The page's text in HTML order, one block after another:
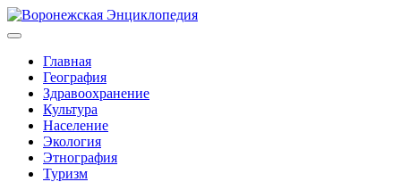
Главная
География
Здравоохранение
Культура
Население
Экология
Этнография
Туризм